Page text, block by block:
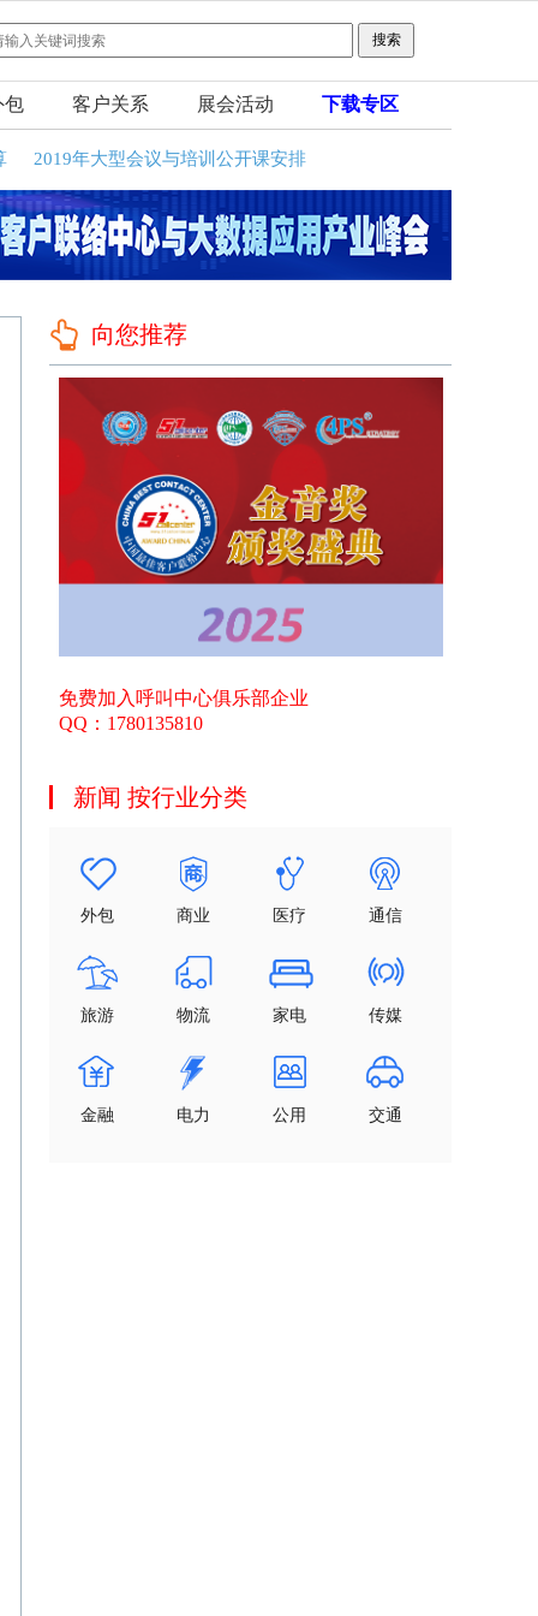
包 客户关系 展会活动 下载专区
2019年大型会议与培训公开课安排
向您推荐
免费加入呼叫中心俱乐部企业
QQ：1780135810
新闻 按行业分类
外包 商业 医疗 通信
旅游 物流 家电 传媒
金融 电力 公用 交通